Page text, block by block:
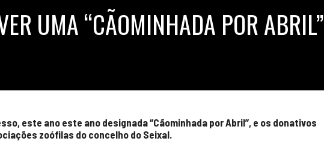
UMA “CÃOMINHADA POR ABRIL”
este ano este ano designada “Cãominhada por Abril”, e os donativos
zoófilas do concelho do Seixal.